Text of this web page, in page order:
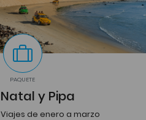
PAQUETE
Natal y Pipa
Viajes de enero a marzo